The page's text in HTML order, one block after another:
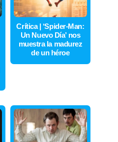
Crítica | ‘Spider-Man:
Un Nuevo Día’ nos
muestra la madurez
de un héroe